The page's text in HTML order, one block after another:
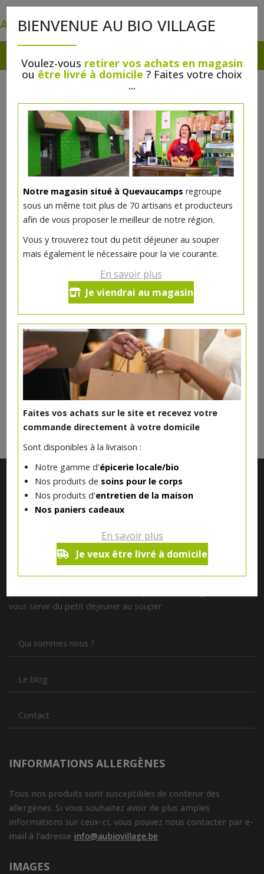
BIENVENUE AU BIO VILLAGE
Voulez-vous retirer vos achats en magasin
ou être livré à domicile ? Faites votre choix
...
Notre magasin situé à Quevaucamps regroupe
sous un même toit plus de 70 artisans et producteurs
afin de vous proposer le meilleur de notre région.
Vous y trouverez tout du petit déjeuner au souper
mais également le nécessaire pour la vie courante.
En savoir plus
Je viendrai au magasin
Faites vos achats sur le site et recevez votre
commande directement à votre domicile
Sont disponibles à la livraison :
Notre gamme d'épicerie locale/bio
Nos produits de soins pour le corps
Nos produits d'entretien de la maison
Nos paniers cadeaux
En savoir plus
Je veux être livré à domicile
Lapin de Pâques chocolat
Produit indisponible actuellement
DANS LA MÊME CATÉGORIE ...
Notre magasin situé à Quevaucamps réunit sous son toit les
vous servir du petit déjeuner au souper.
Qui sommes nous ?
Le blog
Contact
INFORMATIONS ALLERGÈNES
Tous nos produits sont susceptibles de contenir des
allergènes. Si vous souhaitez avoir de plus amples
informations sur ceux-ci, vous pouvez nous contacter par e-
mail à l'adresse info@aubiovillage.be
IMAGES